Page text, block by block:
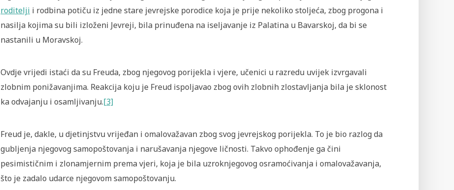
roditelji i rodbina potiču iz jedne stare jevrejske porodice koja je prije nekoliko stoljeća, zbog progona i
nasilja kojima su bili izloženi Jevreji, bila prinuđena na iseljavanje iz Palatina u Bavarskoj, da bi se
nastanili u Moravskoj.
Ovdje vrijedi istaći da su Freuda, zbog njegovog porijekla i vjere, učenici u razredu uvijek izvrgavali
zlobnim ponižavanjima. Reakcija koju je Freud ispoljavao zbog ovih zlobnih zlostavljanja bila je sklonost
ka odvajanju i osamljivanju.[3]
Freud je, dakle, u djetinjstvu vrijeđan i omalovažavan zbog svog jevrejskog porijekla. To je bio razlog da
gubljenja njegovog samopoštovanja i narušavanja njegove ličnosti. Takvo ophođenje ga čini
pesimističnim i zlonamjernim prema vjeri, koja je bila uzroknjegovog osramoćivanja i omalovažavanja,
što je zadalo udarce njegovom samopoštovanju.